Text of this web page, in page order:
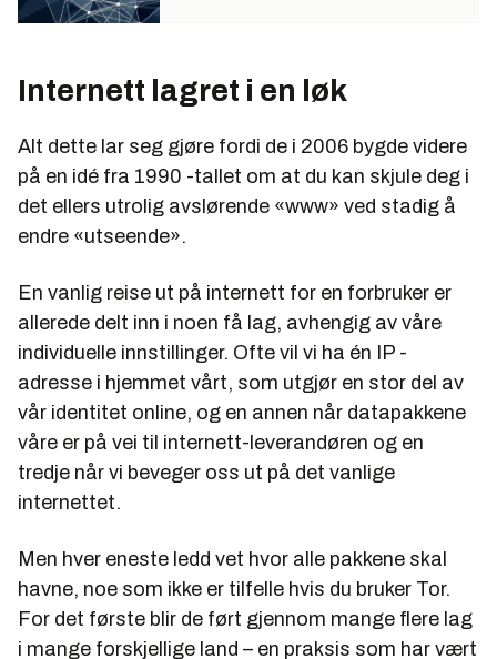
Internett lagret i en løk
Alt dette lar seg gjøre fordi de i 2006 bygde videre
på en idé fra 1990 -tallet om at du kan skjule deg i
det ellers utrolig avslørende «www» ved stadig å
endre «utseende».
En vanlig reise ut på internett for en forbruker er
allerede delt inn i noen få lag, avhengig av våre
individuelle innstillinger. Ofte vil vi ha én IP -
adresse i hjemmet vårt, som utgjør en stor del av
vår identitet online, og en annen når datapakkene
våre er på vei til internett-leverandøren og en
tredje når vi beveger oss ut på det vanlige
internettet.
Men hver eneste ledd vet hvor alle pakkene skal
havne, noe som ikke er tilfelle hvis du bruker Tor.
For det første blir de ført gjennom mange flere lag
i mange forskjellige land – en praksis som har vært